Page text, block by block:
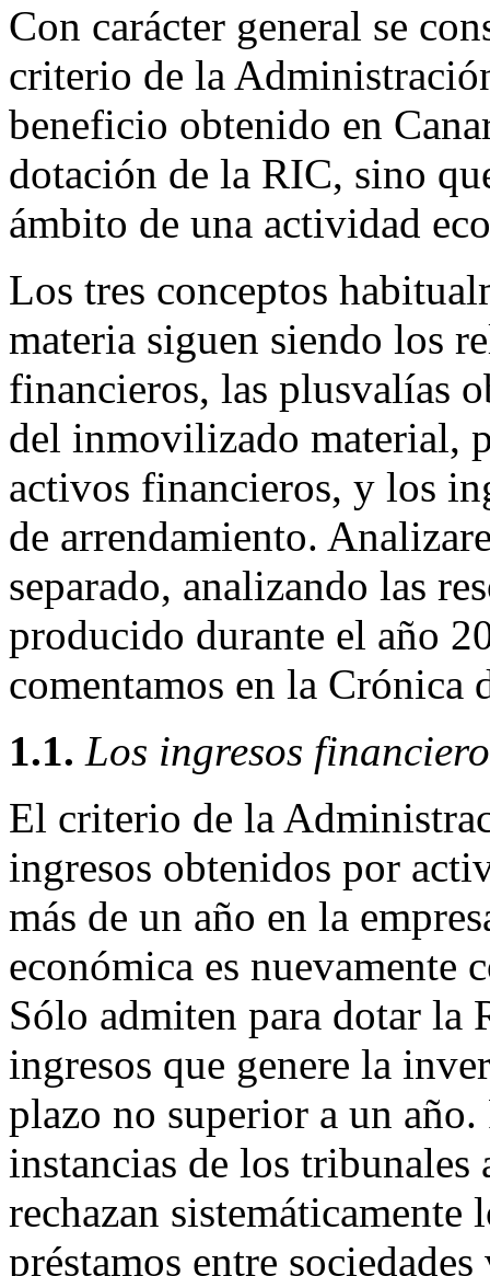
Con carácter general se
criterio de la
beneficio obtenido en
dotación de la RIC, sino
ámbito de una actividad
Los tres conceptos
materia siguen siendo los
financieros, las plusvalías
del inmovilizado material,
activos financieros, y los
de arrendamiento.
separado, analizando las
producido durante el año
comentamos en la Crónica
1.1. Los ingresos
El criterio de la
ingresos obtenidos por
más de un año en la
económica es nuevamente
Sólo admiten para dotar la
ingresos que genere la
plazo no superior a un
instancias de los
rechazan sistemáticamente
préstamos entre